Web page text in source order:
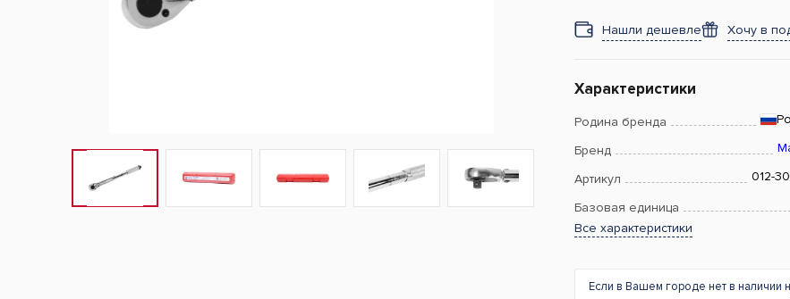
Нашли дешевле Хочу в
Характеристики
Родина бренда
Бренд
Артикул 012-
Базовая единица
Все характеристики
Если в Вашем городе нет в наличии